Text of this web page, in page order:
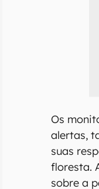
Os
alertas,
suas
floresta.
sobre a